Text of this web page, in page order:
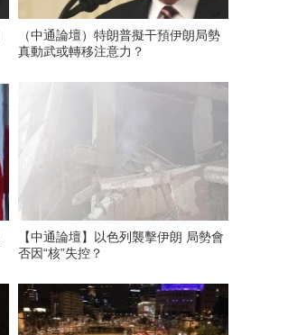
（中通論壇）特朗普擬干預伊朗局勢
真動武或轉移注意力？
【中通論壇】以色列襲擊伊朗 局勢會
否因“核”失控？